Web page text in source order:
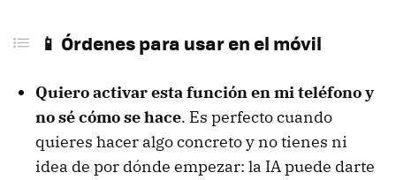
📱 Órdenes para usar en el móvil
Quiero activar esta función en mi teléfono y
no sé cómo se hace. Es perfecto cuando
quieres hacer algo concreto y no tienes ni
idea de por dónde empezar: la IA puede darte